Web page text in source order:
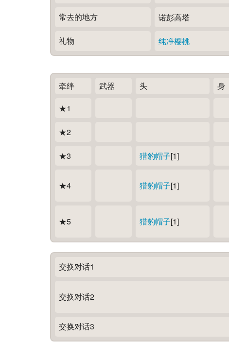
常去的地方 诺彭高塔
礼物 纯净樱桃
牵绊 武器 头 身
★1
★2
★3 猎豹帽子[1]
★4 猎豹帽子[1]
★5 猎豹帽子[1]
交换对话1
交换对话2
交换对话3